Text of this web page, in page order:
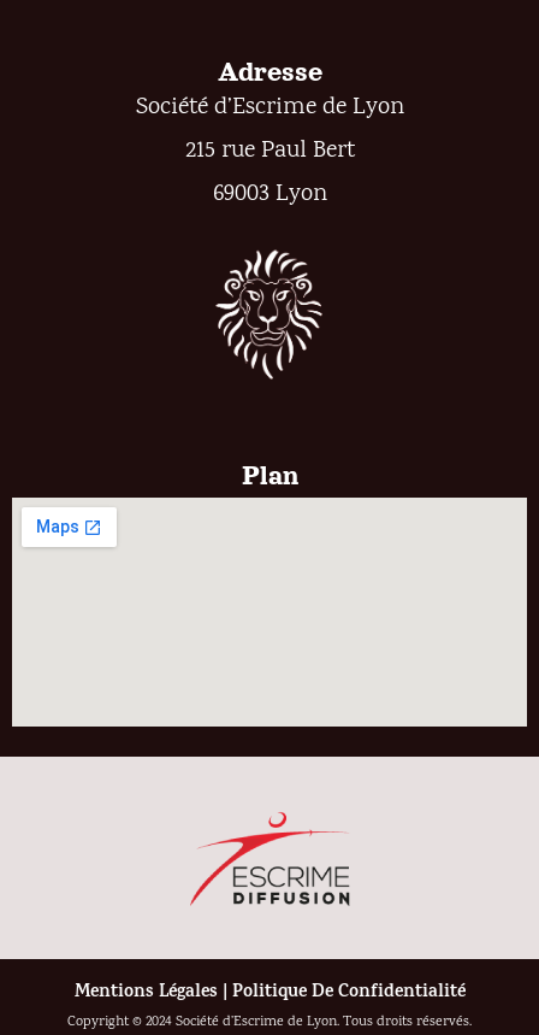
Adresse
Société d’Escrime de Lyon
215 rue Paul Bert
69003 Lyon
Plan
Mentions Légales | Politique De Confidentialité
Copyright © 2024 Société d’Escrime de Lyon. Tous droits réservés.